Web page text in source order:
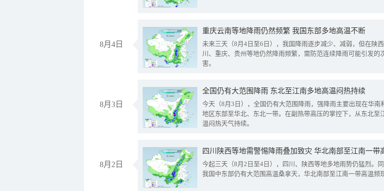
8月4日
重庆云南等地降雨仍然频繁 我国东部多地高温不断
未来三天（8月4日至6日），我国降雨逐步减少、减弱，但在陕
川、重庆、贵州等地仍然降雨频繁，需防范连续降雨可能引发的
害。
8月3日
全国仍有大范围降雨 东北至江南多地高温闷热持续
今天（8月3日），全国仍有大范围降雨，强降雨主要出现在华南
地区东部至华北、东北一带。在副热带高压的掌控下，从东北至
温闷热天气持续。
8月2日
今起三天（8月2日至4日），四川、陕西等地多地雨势仍猛烈。同
我国中东部仍有大范围高温桑拿天，华北南部至江南一带高温频